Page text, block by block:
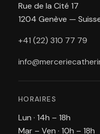
Rue de la Cité 17
1204 Genève —
+41 (22) 310 77 79
HORAIRES
Lun · 14h – 18h
Mar – Ven · 10h – 18h